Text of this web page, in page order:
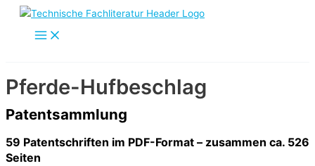
Zum
Pferde-Hufbeschlag
Patentsammlung
59 Patentschriften im PDF-Format – zusammen ca. 526
Seiten